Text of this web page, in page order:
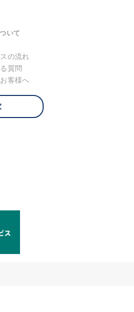
に委
先を
、適
人
利
定
則
で
いて
の流れ
質問
客様へ